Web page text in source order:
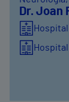
Dr. Joan